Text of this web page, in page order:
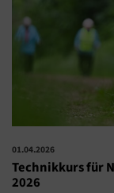
01.04.2026
Technikkurs für
2026